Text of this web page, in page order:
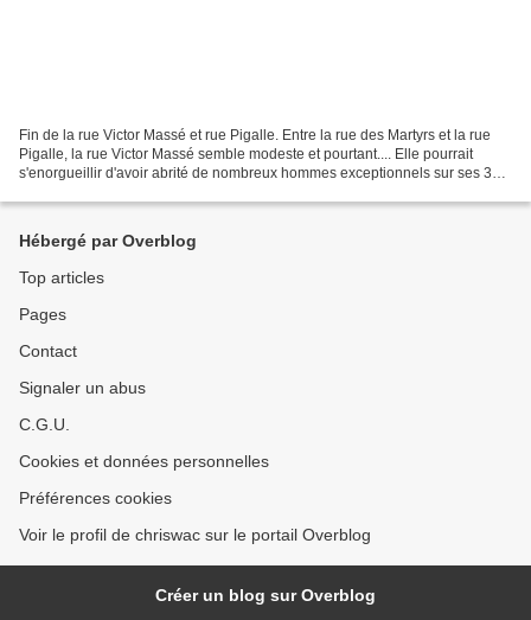
Fin de la rue Victor Massé et rue Pigalle. Entre la rue des Martyrs et la rue
Pigalle, la rue Victor Massé semble modeste et pourtant.... Elle pourrait
s'enorgueillir d'avoir abrité de nombreux hommes exceptionnels sur ses 312
Hébergé par Overblog
Top articles
Pages
Contact
Signaler un abus
C.G.U.
Cookies et données personnelles
Préférences cookies
Voir le profil de chriswac sur le portail Overblog
Créer un blog sur Overblog